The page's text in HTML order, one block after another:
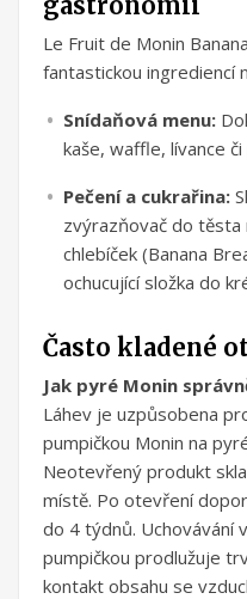
Le Fruit de Monin
fantastickou ingrediencí
Snídaňová menu:
kaše, waffle, lívance či
Pečení a cukrařina:
zvýrazňovač do těsta
chlebíček (Banana
ochucující složka do
Často kladené
Jak pyré Monin
Láhev je uzpůsobena
pumpičkou Monin na
Neotevřený produkt
místě. Po otevření
do 4 týdnů. Uchovávání
pumpičkou prodlužuje
kontakt obsahu se